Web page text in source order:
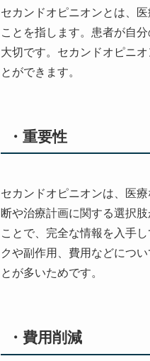
セカンドオピニオンとは、
ことを指します。患者が自
大切です。セカンドオピニ
とができます。
・重要性
セカンドオピニオンは、医
断や治療計画に関する選択
ことで、完全な情報を入手
クや副作用、費用などにつ
とが多いためです。
・費用削減